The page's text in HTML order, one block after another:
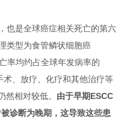
也是全球癌症相关死亡的第六
类型为食管鳞状细胞癌
率均约占全球年发病率的
、放疗、化疗和其他治疗等
然相对较低。 由于早期ESCC
诊断为晚期，这导致这些患